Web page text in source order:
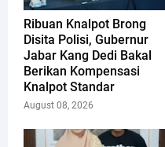
Ribuan Knalpot Brong
Disita Polisi, Gubernur
Jabar Kang Dedi Bakal
Berikan Kompensasi
Knalpot Standar
August 08, 2026